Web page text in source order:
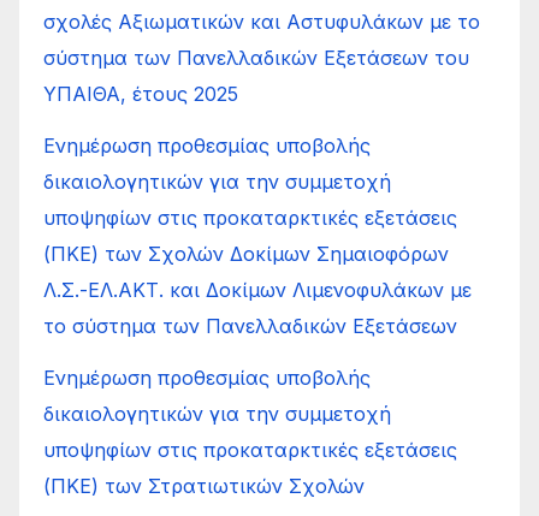
σχολές Αξιωματικών και Αστυφυλάκων με το
σύστημα των Πανελλαδικών Εξετάσεων του
ΥΠΑΙΘΑ, έτους 2025
Ενημέρωση προθεσμίας υποβολής
δικαιολογητικών για την συμμετοχή
υποψηφίων στις προκαταρκτικές εξετάσεις
(ΠΚΕ) των Σχολών Δοκίμων Σημαιοφόρων
Λ.Σ.-ΕΛ.ΑΚΤ. και Δοκίμων Λιμενοφυλάκων με
το σύστημα των Πανελλαδικών Εξετάσεων
Ενημέρωση προθεσμίας υποβολής
δικαιολογητικών για την συμμετοχή
υποψηφίων στις προκαταρκτικές εξετάσεις
(ΠΚΕ) των Στρατιωτικών Σχολών